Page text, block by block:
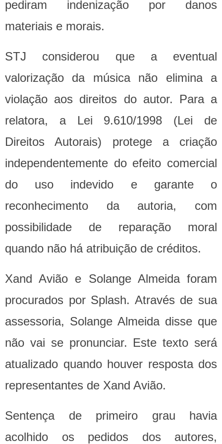
pediram indenização por danos
materiais e morais.
STJ considerou que a eventual
valorização da música não elimina a
violação aos direitos do autor. Para a
relatora, a Lei 9.610/1998 (Lei de
Direitos Autorais) protege a criação
independentemente do efeito comercial
do uso indevido e garante o
reconhecimento da autoria, com
possibilidade de reparação moral
quando não há atribuição de créditos.
Xand Avião e Solange Almeida foram
procurados por Splash. Através de sua
assessoria, Solange Almeida disse que
não vai se pronunciar. Este texto será
atualizado quando houver resposta dos
representantes de Xand Avião.
Sentença de primeiro grau havia
acolhido os pedidos dos autores,